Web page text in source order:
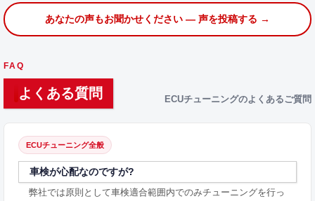
あなたの声もお聞かせください — 声を投稿する →
FAQ
よくある質問 ECUチューニングのよくあるご質問
ECUチューニング全般
車検が心配なのですが?
弊社では原則として車検適合範囲内でのみチューニングを行っ